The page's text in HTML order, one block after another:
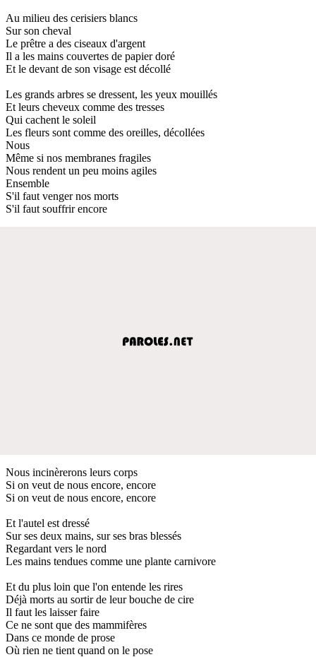
Au milieu des cerisiers blancs
Sur son cheval
Le prêtre a des ciseaux d'argent
Il a les mains couvertes de papier doré
Et le devant de son visage est décollé
Les grands arbres se dressent, les yeux mouillés
Et leurs cheveux comme des tresses
Qui cachent le soleil
Les fleurs sont comme des oreilles, décollées
Nous
Même si nos membranes fragiles
Nous rendent un peu moins agiles
Ensemble
S'il faut venger nos morts
S'il faut souffrir encore
Nous incinèrerons leurs corps
Si on veut de nous encore, encore
Si on veut de nous encore, encore
Et l'autel est dressé
Sur ses deux mains, sur ses bras blessés
Regardant vers le nord
Les mains tendues comme une plante carnivore
Et du plus loin que l'on entende les rires
Déjà morts au sortir de leur bouche de cire
Il faut les laisser faire
Ce ne sont que des mammifères
Dans ce monde de prose
Où rien ne tient quand on le pose